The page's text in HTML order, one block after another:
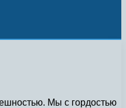
Мы с гордостью